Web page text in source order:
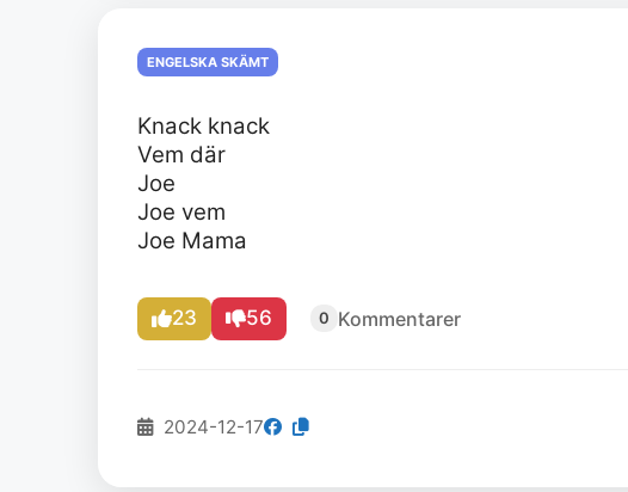
ENGELSKA SKÄMT
Knack knack
Vem där
Joe
Joe vem
Joe Mama
23 56 0 Kommentarer
2024-12-17